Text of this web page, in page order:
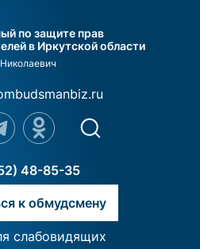
по защите прав
в Иркутской области
48-85-35
к обмудсмену
слабовидящих